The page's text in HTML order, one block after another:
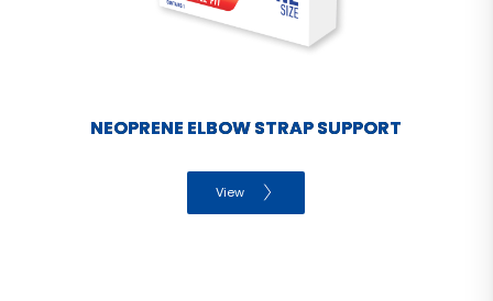
NEOPRENE ELBOW STRAP SUPPORT
View